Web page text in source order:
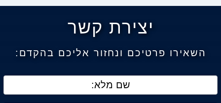
יצירת קשר
השאירו פרטיכם ונחזור אליכם בהקדם: